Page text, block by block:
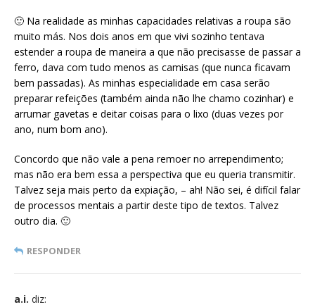
🙂 Na realidade as minhas capacidades relativas a roupa são
muito más. Nos dois anos em que vivi sozinho tentava
estender a roupa de maneira a que não precisasse de passar a
ferro, dava com tudo menos as camisas (que nunca ficavam
bem passadas). As minhas especialidade em casa serão
preparar refeições (também ainda não lhe chamo cozinhar) e
arrumar gavetas e deitar coisas para o lixo (duas vezes por
ano, num bom ano).
Concordo que não vale a pena remoer no arrependimento;
mas não era bem essa a perspectiva que eu queria transmitir.
Talvez seja mais perto da expiação, – ah! Não sei, é difícil falar
de processos mentais a partir deste tipo de textos. Talvez
outro dia. 🙂
RESPONDER
a.i. diz: